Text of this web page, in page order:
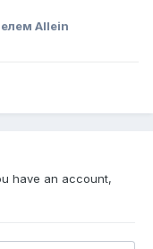
Allein
have an account,